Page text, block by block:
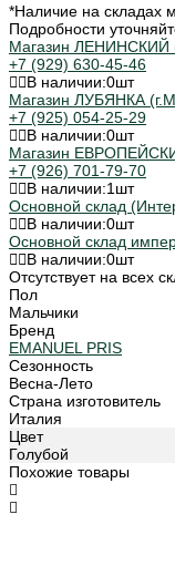
*Наличие на складах
Подробности
Магазин ЛЕНИНСКИЙ
+7 (929) 630-45-46
В наличии:0шт
Магазин ЛУБЯНКА
+7 (925) 054-25-29
В наличии:0шт
Магазин
+7 (926) 701-79-70
В наличии:1 шт
Основной склад
В наличии:0шт
Основной склад
В наличии:0шт
Отсутствует на всех
Пол
Мальчики
Бренд
EMANUEL PRIS
Сезонность
Весна-Лето
Страна изготовитель
Италия
Цвет
Голубой
Похожие товары